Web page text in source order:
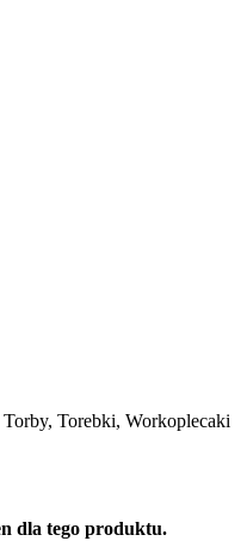
Torebki, Workoplecaki
dla tego produktu.